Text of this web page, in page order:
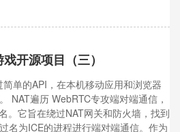
开源项目（三）
单的API，在本机移动应用和浏览器
NAT遍历 WebRTC专攻端对端通信，
。它旨在绕过NAT网关和防火墙，找到
名为ICE的进程进行端对端通信。作为